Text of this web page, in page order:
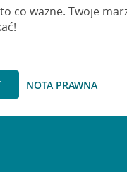
co ważne. Twoje
NOTA PRAWNA